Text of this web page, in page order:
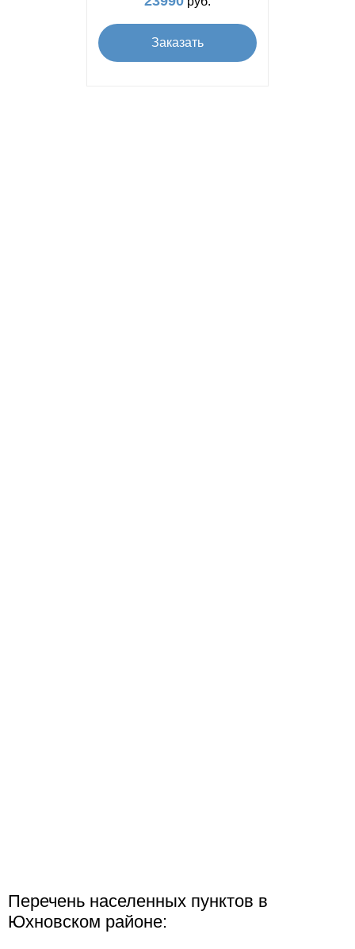
Заказать
Перечень населенных пунктов в
Юхновском районе: